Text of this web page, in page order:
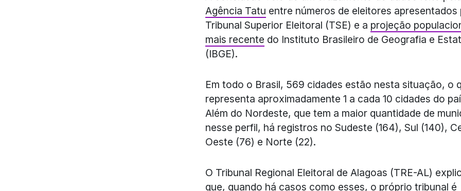
Agência Tatu entre números de eleitores apresentados
Tribunal Superior Eleitoral (TSE) e a projeção
mais recente do Instituto Brasileiro de Geografia e
(IBGE).
Em todo o Brasil, 569 cidades estão nesta situação, o
representa aproximadamente 1 a cada 10 cidades do
Além do Nordeste, que tem a maior quantidade de
nesse perfil, há registros no Sudeste (164), Sul (140),
Oeste (76) e Norte (22).
O Tribunal Regional Eleitoral de Alagoas (TRE-AL)
que, quando há casos como esses, o próprio tribunal é